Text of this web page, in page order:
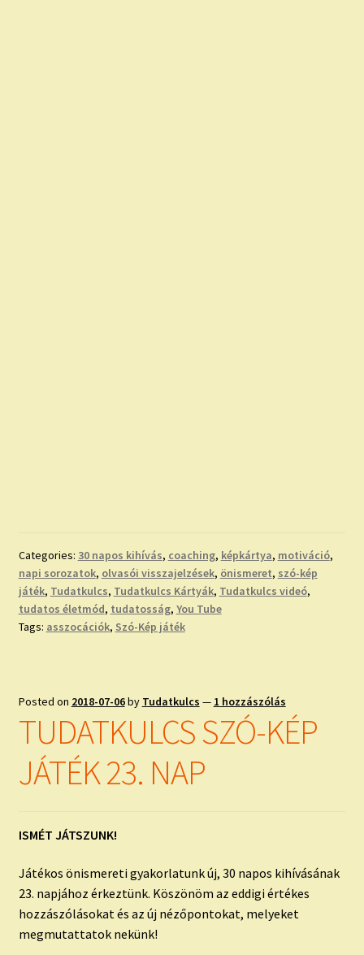
Categories: 30 napos kihívás, coaching, képkártya, motiváció,
napi sorozatok, olvasói visszajelzések, önismeret, szó-kép
játék, Tudatkulcs, Tudatkulcs Kártyák, Tudatkulcs videó,
tudatos életmód, tudatosság, You Tube
Tags: asszocációk, Szó-Kép játék
Posted on 2018-07-06by Tudatkulcs — 1 hozzászólás
TUDATKULCS SZÓ-KÉP
JÁTÉK 23. NAP
ISMÉT JÁTSZUNK!
Játékos önismereti gyakorlatunk új, 30 napos kihívásának
23. napjához érkeztünk. Köszönöm az eddigi értékes
hozzászólásokat és az új nézőpontokat, melyeket
megmutattatok nekünk!